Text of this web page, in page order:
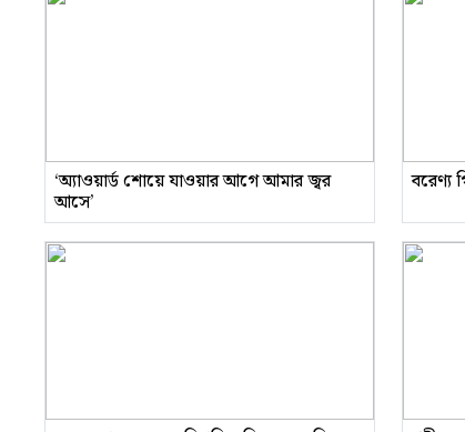
‘অ্যাওয়ার্ড শোয়ে যাওয়ার আগে আমার জ্বর
আসে’
বরেণ্য